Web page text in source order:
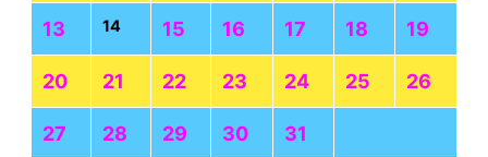
13 14 15 16 17 18 19
20 21 22 23 24 25 26
27 28 29 30 31